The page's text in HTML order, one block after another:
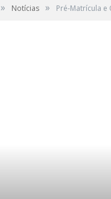
» Notícias » Pré-Matrícula e